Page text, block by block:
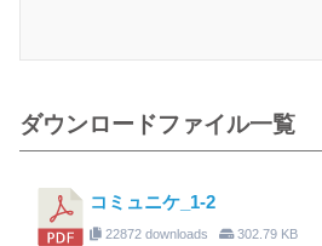
ダウンロードファイル一覧
コミュニケ_1-2
22872 downloads 302.79 KB